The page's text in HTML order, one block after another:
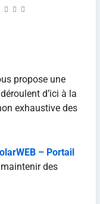
propose une
d’ici à la
exhaustive des
– Portail
des